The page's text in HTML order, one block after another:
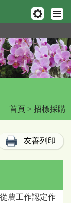
首頁 > 招標採購
友善列印
農工作認定作